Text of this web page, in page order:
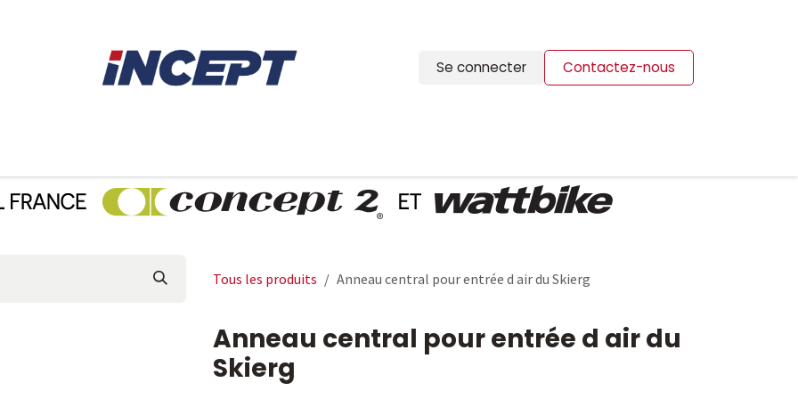
Se connecter Contactez-nous
Tous les produits Anneau central pour entrée d air du Skierg
Anneau central pour entrée d air du
Skierg